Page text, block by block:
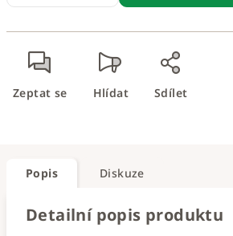
Zeptat se Hlídat Sdílet
Popis Diskuze
Detailní popis produktu